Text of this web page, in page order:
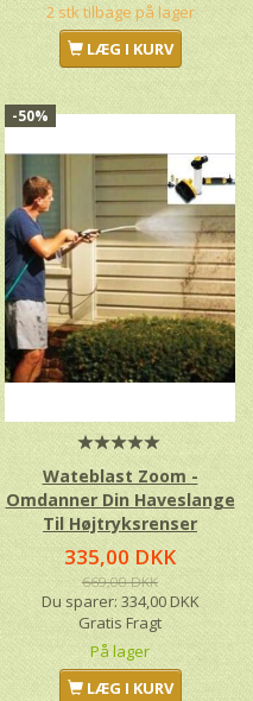
2 stk tilbage på lager
LÆG I KURV
-50%
Wateblast Zoom -
Omdanner Din Haveslange
Til Højtryksrenser
335,00 DKK
669,00 DKK
Du sparer:334,00 DKK
Gratis Fragt
På lager
LÆG I KURV